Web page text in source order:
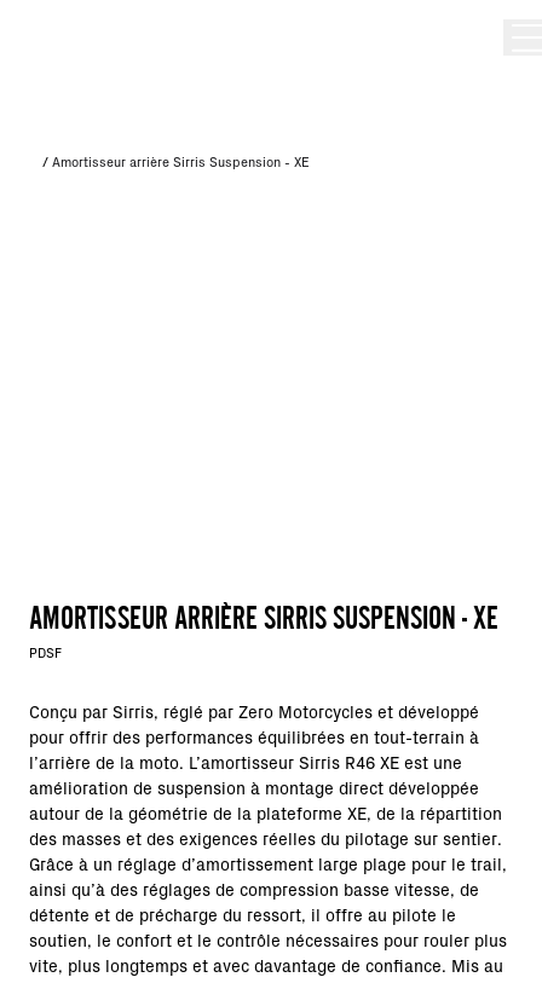
/ Amortisseur arrière Sirris Suspension - XE
AMORTISSEUR ARRIÈRE SIRRIS SUSPENSION - XE
PDSF
Conçu par Sirris, réglé par Zero Motorcycles et développé
pour offrir des performances équilibrées en tout-terrain à
l’arrière de la moto. L’amortisseur Sirris R46 XE est une
amélioration de suspension à montage direct développée
autour de la géométrie de la plateforme XE, de la répartition
des masses et des exigences réelles du pilotage sur sentier.
Grâce à un réglage d’amortissement large plage pour le trail,
ainsi qu’à des réglages de compression basse vitesse, de
détente et de précharge du ressort, il offre au pilote le
soutien, le confort et le contrôle nécessaires pour rouler plus
vite, plus longtemps et avec davantage de confiance. Mis au